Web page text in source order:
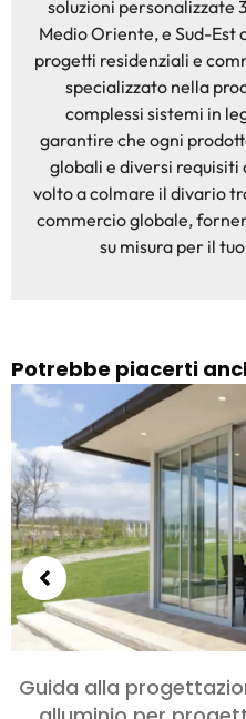
soluzioni personalizzate
Medio Oriente, e Sud-
progetti residenziali e
specializzato nella
complessi sistemi in
garantire che ogni
globali e diversi
volto a colmare il divario
commercio globale,
su misura per il
Potrebbe piacerti
Scegliere le porte in